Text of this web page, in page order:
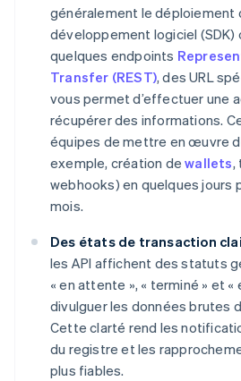
généralement le déploiement
développement logiciel (SDK)
quelques endpoints
Transfer (REST), des URL
vous permet d’effectuer une
récupérer des informations.
équipes de mettre en œuvre
exemple, création dewallets,
webhooks) en quelques jours
mois.
Des états de transaction
les API affichent des statuts
« en attente », « terminé » et «
divulguer les données brutes
Cette clarté rend les
du registre et les
plus fiables.